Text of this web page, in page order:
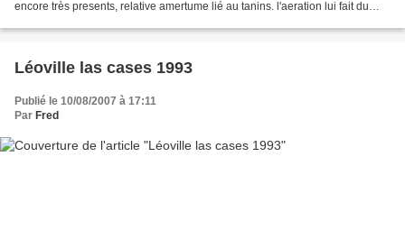
encore très presents, relative amertume lié au tanins. l'aeration lui fait du
Léoville las cases 1993
Publié le 10/08/2007 à 17:11
Par Fred